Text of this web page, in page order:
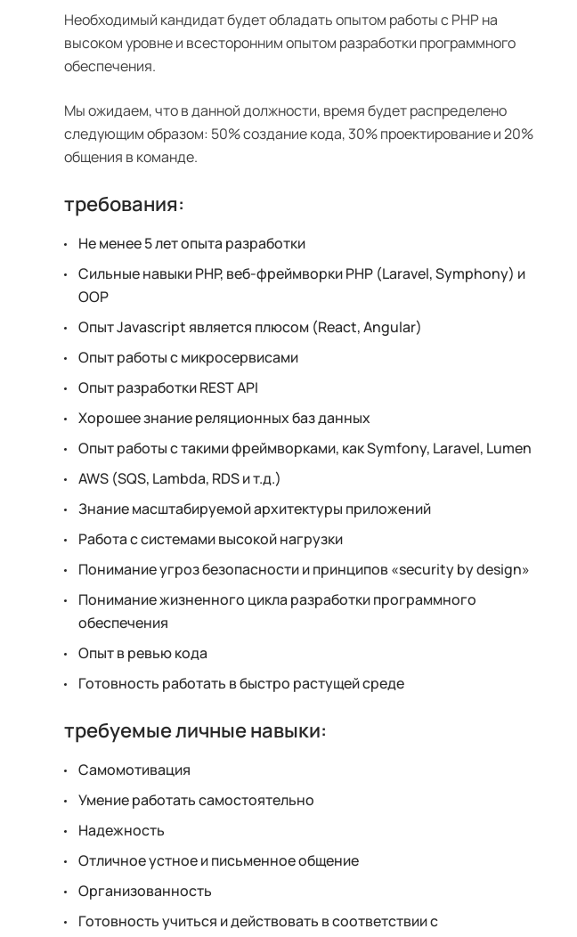
Необходимый кандидат будет обладать опытом работы с PHP на
высоком уровне и всесторонним опытом разработки программного
обеспечения.
Мы ожидаем, что в данной должности, время будет распределено
следующим образом: 50% создание кода, 30% проектирование и 20%
общения в команде.
требования:
Не менее 5 лет опыта разработки
Сильные навыки PHP, веб-фреймворки PHP (Laravel, Symphony) и
OOP
Опыт Javascript является плюсом (React, Angular)
Опыт работы с микросервисами
Опыт разработки REST API
Хорошее знание реляционных баз данных
Опыт работы с такими фреймворками, как Symfony, Laravel, Lumen
AWS (SQS, Lambda, RDS и т.д.)
Знание масштабируемой архитектуры приложений
Работа с системами высокой нагрузки
Понимание угроз безопасности и принципов «security by design»
Понимание жизненного цикла разработки программного
обеспечения
Опыт в ревью кода
Готовность работать в быстро растущей среде
требуемые личные навыки:
Самомотивация
Умение работать самостоятельно
Надежность
Отличное устное и письменное общение
Организованность
Готовность учиться и действовать в соответствии с